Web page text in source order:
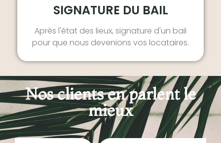
SIGNATURE DU BAIL
Après l'état des lieux, signature d'un bail
pour que nous devenions vos locataires.
Nos clients en parlent le
mieux